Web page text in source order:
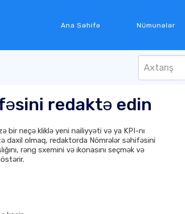
Ana Səhifə Nümunələr
redaktə edin
bir neçə kliklə yeni nailiyyəti və ya KPI-nı
daxil olmaq, redaktorda Nömrələr səhifəsini
rəng sxemini və ikonasını seçmək və